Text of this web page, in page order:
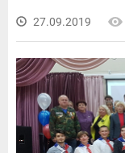
27.09.2019